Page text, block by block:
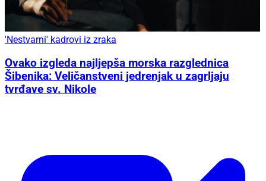
'Nestvarni' kadrovi iz zraka
Ovako izgleda najljepša morska razglednica
Šibenika: Veličanstveni jedrenjak u zagrljaju
tvrđave sv. Nikole